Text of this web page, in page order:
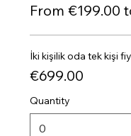
From €199.00
İki kişilik oda tek kişi
€699.00
Quantity